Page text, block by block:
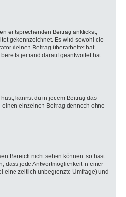
entsprechenden Beitrag anklickst;
gekennzeichnet. Es wird sowohl die
deinen Beitrag überarbeitet hat.
jemand darauf geantwortet hat.
kannst du in jedem Beitrag das
einen einzelnen Beitrag dennoch ohne
Bereich nicht sehen können, so hast
dass jede Antwortmöglichkeit in einer
eine zeitlich unbegrenzte Umfrage) und